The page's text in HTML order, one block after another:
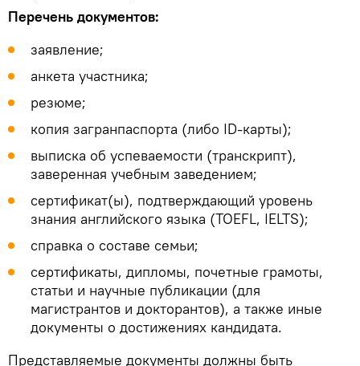
Перечень документов:
заявление;
анкета участника;
резюме;
копия загранпаспорта (либо ID-карты);
выписка об успеваемости (транскрипт),
заверенная учебным заведением;
сертификат(ы), подтверждающий уровень
знания английского языка (TOEFL, IELTS);
справка о составе семьи;
сертификаты, дипломы, почетные грамоты,
статьи и научные публикации (для
магистрантов и докторантов), а также иные
документы о достижениях кандидата.
Представляемые документы должны быть